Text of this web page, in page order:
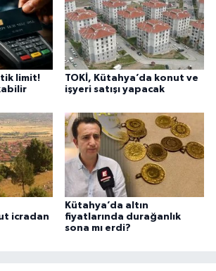
limit!
TOKİ, Kütahya’da konut ve
işyeri satışı yapacak
icradan
Kütahya’da altın
fiyatlarında durağanlık
sona mı erdi?